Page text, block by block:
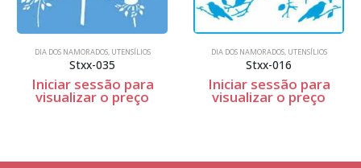
DIA DOS NAMORADOS,UTENSÍLIOS
Stxx-016
Iniciar sessão para
visualizar o preço
UTENSÍLIOS
Iniciar sessão para
visualizar o preço